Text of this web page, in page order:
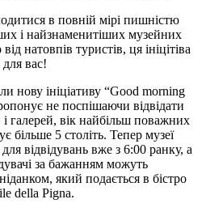
в повній мірі пишністю
і найзнаменитіших музейних
натовпів туристів, ця ініцітіва
для вас!
нову ініціативу “Good morning
не поспішаючи відвідати
і галерей, вік найбільш поважних
більше 5 століть. Тепер музеї
відвідувань вже з 6:00 ранку, а
за бажанням можуть
який подається в бістро
della Pigna.